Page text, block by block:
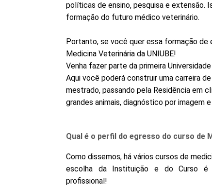
políticas de ensino, pesquisa e extensão.
formação do futuro médico veterinário.
Portanto, se você quer essa formação de
Medicina Veterinária da UNIUBE!
Venha fazer parte da primeira
Aqui você poderá construir uma carreira
mestrado, passando pela Residência em
grandes animais, diagnóstico por imagem
Qual é o perfil do egresso do curso de
Como dissemos, há vários cursos de
escolha da Instituição e do Curso é
profissional!